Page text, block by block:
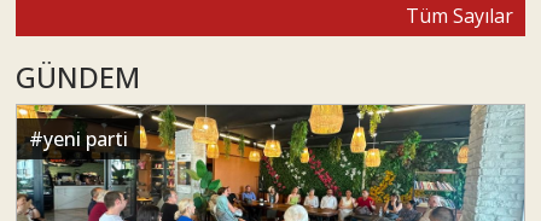
Tüm Sayılar
GÜNDEM
#yeni parti